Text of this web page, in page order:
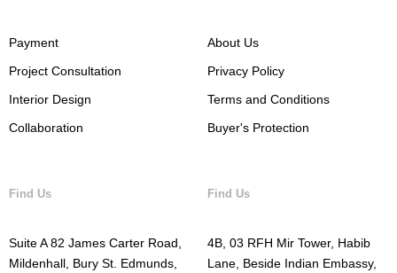
Payment
Project Consultation
Interior Design
Collaboration
About Us
Privacy Policy
Terms and Conditions
Buyer's Protection
Find Us
Suite A 82 James Carter Road,
Mildenhall, Bury St. Edmunds,
Find Us
4B, 03 RFH Mir Tower, Habib
Lane, Beside Indian Embassy,